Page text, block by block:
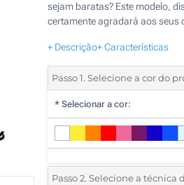
sejam baratas? Este modelo,
certamente agradará aos seus
+ Descrição+ Características
Passo 1. Selecione a cor do
* Selecionar a cor:
Passo 2. Selecione a técnica